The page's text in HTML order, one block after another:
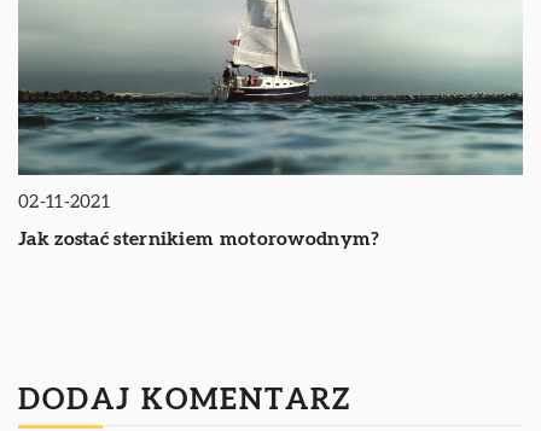
02-11-2021
Jak zostać sternikiem motorowodnym?
DODAJ KOMENTARZ